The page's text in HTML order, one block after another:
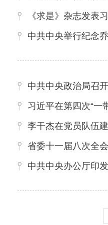
《求是》杂志发表
中共中央举行纪念
中共中央政治局召
习近平在第四次“一带
李干杰在党员队伍
省委十一届八次全
中共中央办公厅印